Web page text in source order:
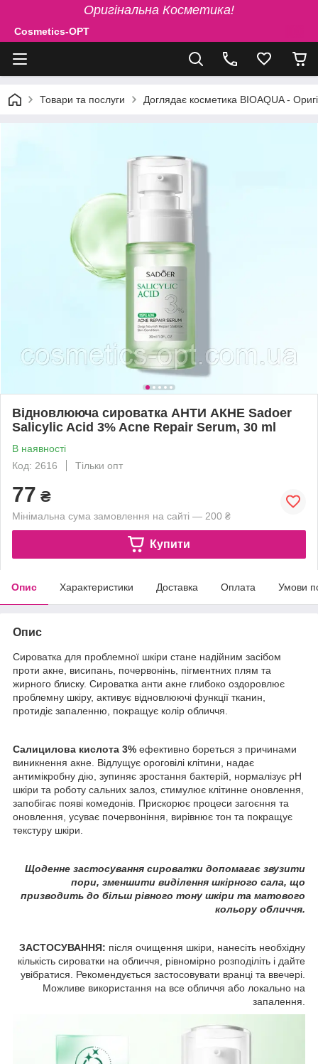
Оригінальна Косметика!
Cosmetics-OPT
Товари та послуги Доглядає косметика BIOAQUA -
Відновлююча сироватка АНТИ АКНЕ Sadoer
Salicylic Acid 3% Acne Repair Serum, 30 ml
В наявності
Код: 2616
Тільки опт
77 ₴
Мінімальна сума замовлення на сайті — 200 ₴
Купити
Опис Характеристики Доставка Оплата Умови
Опис
Сироватка для проблемної шкіри стане надійним засібом
проти акне, висипань, почервонінь, пігментних плям та
жирного блиску. Сироватка анти акне глибоко оздоровлює
проблемну шкіру, активує відновлюючі функції тканин,
протидіє запаленню, покращує колір обличчя.
Салицилова кислота 3% ефективно бореться з причинами
виникнення акне. Відлущує ороговілі клітини, надає
антимікробну дію, зупиняє зростання бактерій, нормалізує pH
шкіри та роботу сальних залоз, стимулює клітинне оновлення,
запобігає появі комедонів. Прискорює процеси загоєння та
оновлення, усуває почервоніння, вирівнює тон та покращує
текстуру шкіри.
Щоденне застосування сироватки допомагає звузити
пори, зменшити виділення шкірного сала, що
призводить до більш рівного тону шкіри та матового
кольору обличчя.
ЗАСТОСУВАННЯ: після очищення шкіри, нанесіть необхідну
кількість сироватки на обличчя, рівномірно розподіліть і дайте
увібратися. Рекомендується застосовувати вранці та ввечері.
Можливе використання на все обличчя або локально на
запалення.